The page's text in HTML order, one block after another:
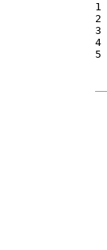
1
2
3
4
5